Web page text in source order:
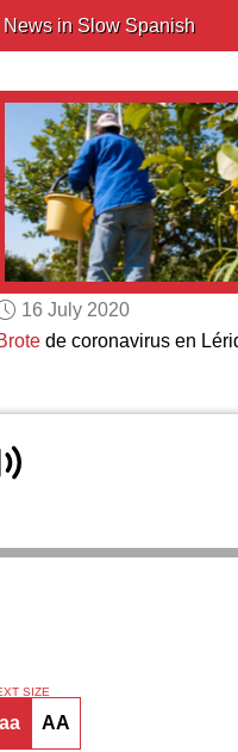
News in Slow Spanish
16 July 2020
de coronavirus en
SIZE
aa AA